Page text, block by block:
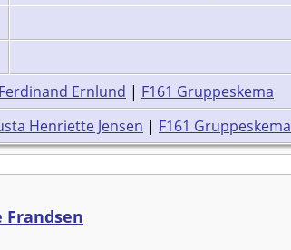
Ernlund | F161 Gruppeskema
Henriette Jensen | F161 Gruppeskema